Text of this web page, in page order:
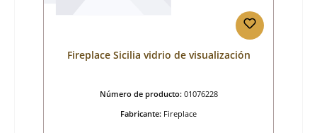
Fireplace Sicilia vidrio de visualización
Número de producto: 01076228
Fabricante: Fireplace